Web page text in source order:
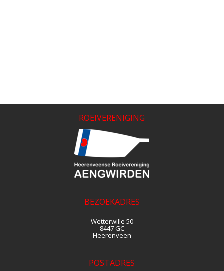
ROEIVERENIGING
BEZOEKADRES
Wetterwille 50
8447 GC
Heerenveen
POSTADRES